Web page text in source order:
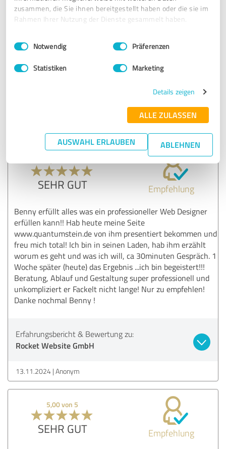
zusammen, die Sie ihnen bereitgestellt haben oder die sie im
Rahmen Ihrer Nutzung der Dienste gesammelt haben.
Impressum Datenschutzbestimmungen
Einwilligungsauswahl
Notwendig Präferenzen
Statistiken Marketing
Details zeigen
ALLE ZULASSEN
AUSWAHL ERLAUBEN ABLEHNEN
total agil. Erreichbarkeit ist erstklassig. Schnelle und kleine
Änderung sind sofort erledigt. Ich kann nach zwei
wissen genau worum es geht und bringen einen innerhalb
SEHR GUT Empfehlung
Benny erfüllt alles was ein professioneller Web Designer
erfüllen kann!! Hab heute meine Seite
www.quantumstein.de von ihm presentiert bekommen und
freu mich total! Ich bin in seinen Laden, hab ihm erzählt
worum es geht und was ich will, ca 30minuten Gespräch. 1
Woche später (heute) das Ergebnis ...ich bin begeistert!!!
Beratung, Ablauf und Gestaltung super professionell und
unkompliziert er Fackelt nicht lange! Nur zu empfehlen!
Danke nochmal Benny !
Erfahrungsbericht & Bewertung zu:
Rocket Website GmbH
13.11.2024 Anonym
5,00 von 5
SEHR GUT Empfehlung